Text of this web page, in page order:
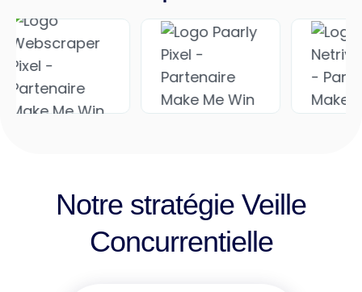
Notre stratégie Veille
Concurrentielle